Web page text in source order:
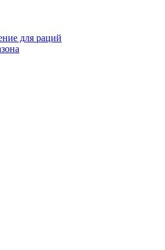
для раций